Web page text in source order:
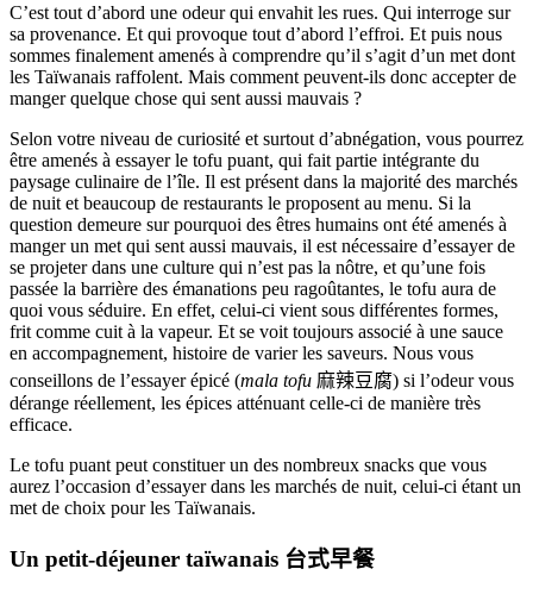
C’est tout d’abord une odeur qui envahit les rues. Qui interroge sur
sa provenance. Et qui provoque tout d’abord l’effroi. Et puis nous
sommes finalement amenés à comprendre qu’il s’agit d’un met dont
les Taïwanais raffolent. Mais comment peuvent-ils donc accepter de
manger quelque chose qui sent aussi mauvais ?
Selon votre niveau de curiosité et surtout d’abnégation, vous pourrez
être amenés à essayer le tofu puant, qui fait partie intégrante du
paysage culinaire de l’île. Il est présent dans la majorité des marchés
de nuit et beaucoup de restaurants le proposent au menu. Si la
question demeure sur pourquoi des êtres humains ont été amenés à
manger un met qui sent aussi mauvais, il est nécessaire d’essayer de
se projeter dans une culture qui n’est pas la nôtre, et qu’une fois
passée la barrière des émanations peu ragoûtantes, le tofu aura de
quoi vous séduire. En effet, celui-ci vient sous différentes formes,
frit comme cuit à la vapeur. Et se voit toujours associé à une sauce
en accompagnement, histoire de varier les saveurs. Nous vous
conseillons de l’essayer épicé (mala tofu 麻辣豆腐) si l’odeur vous
dérange réellement, les épices atténuant celle-ci de manière très
efficace.
Le tofu puant peut constituer un des nombreux snacks que vous
aurez l’occasion d’essayer dans les marchés de nuit, celui-ci étant un
met de choix pour les Taïwanais.
Un petit-déjeuner taïwanais 台式早餐